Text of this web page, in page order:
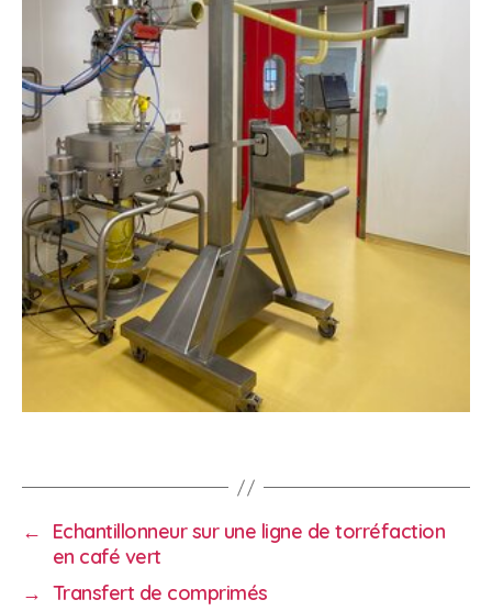
←
Echantillonneur sur une ligne de torréfaction
en café vert
→ Transfert de comprimés